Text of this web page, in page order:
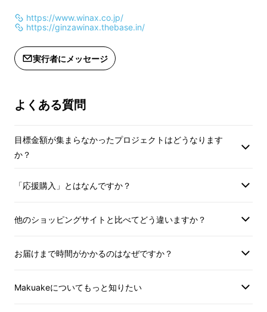
を一切使用しないドイツワインのみを厳選、温
日本到着後は自社の低温定湿倉庫に貯蔵。社長
自ら365日ほとんど毎日倉庫に行き、温度・湿
https://www.winax.co.jp/
https://ginzawinax.thebase.in/
実行者にメッセージ
よくある質問
目標金額が集まらなかったプロジェクトはどうなります
か？
「応援購入」とはなんですか？
他のショッピングサイトと比べてどう違いますか？
お届けまで時間がかかるのはなぜですか？
Makuakeについてもっと知りたい